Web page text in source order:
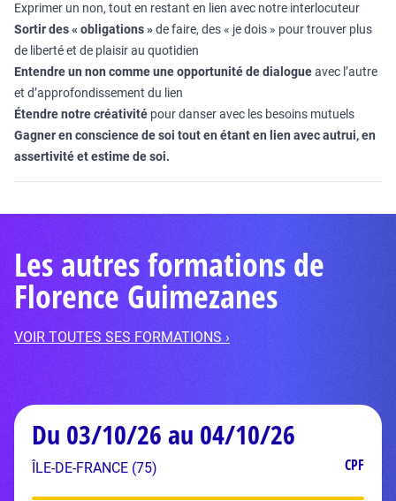
Exprimer un non, tout en restant en lien avec notre interlocuteur
Sortir des « obligations »de faire, des « je dois » pour trouver plus
de liberté et de plaisir au quotidien
Entendre un non comme une opportunité de dialogueavec l’autre
et d’approfondissement du lien
Étendre notre créativité pour danser avec les besoins mutuels
Gagner en conscience de soi tout en étant en lien avec autrui, en
assertivité et estime de soi.
Les autres formations de
Florence Guimezanes
VOIR TOUTES SES FORMATIONS ›
Du 03/10/26 au 04/10/26
ÎLE-DE-FRANCE (75) CPF